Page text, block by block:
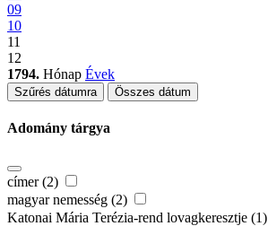
09
10
11
12
1794. Hónap Évek
Szűrés dátumra Összes dátum
Adomány tárgya
címer (2)
magyar nemesség (2)
Katonai Mária Terézia-rend lovagkeresztje (1)